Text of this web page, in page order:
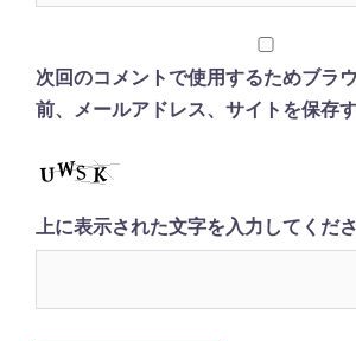
次回のコメントで使用するためブラ
前、メールアドレス、サイトを保存す
上に表示された文字を入力してくださ